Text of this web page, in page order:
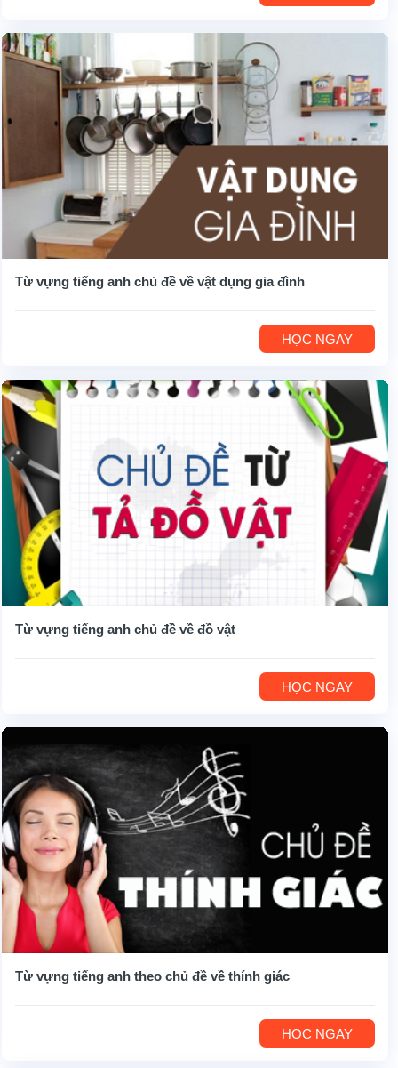
Từ vựng tiếng anh chủ đề về vật dụng gia đình
HỌC NGAY
Từ vựng tiếng anh chủ đề về đồ vật
HỌC NGAY
Từ vựng tiếng anh theo chủ đề về thính giác
HỌC NGAY